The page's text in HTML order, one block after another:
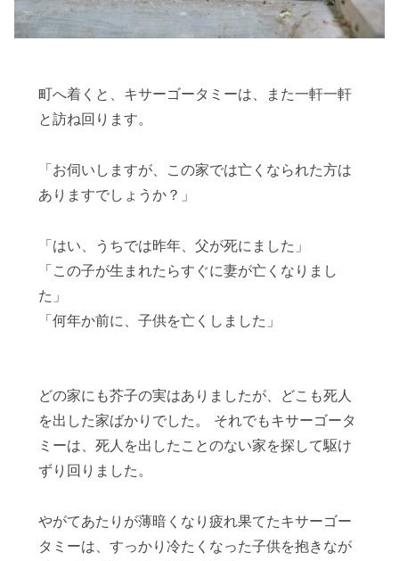
町へ着くと、キサーゴータミーは、また一軒一軒
と訪ね回ります。
「お伺いしますが、この家では亡くなられた方は
ありますでしょうか？」
「はい、うちでは昨年、父が死にました」
「この子が生まれたらすぐに妻が亡くなりまし
た」
「何年か前に、子供を亡くしました」
どの家にも芥子の実はありましたが、どこも死人
を出した家ばかりでした。 それでもキサーゴータ
ミーは、死人を出したことのない家を探して駆け
ずり回りました。
やがてあたりが薄暗くなり疲れ果てたキサーゴー
タミーは、すっかり冷たくなった子供を抱きなが